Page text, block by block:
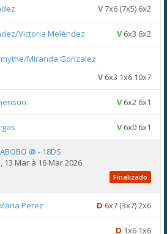
V7x6 (7x5) 6x2
Victoria Meléndez V6x3 6x2
Miranda Gonzalez
V6x3 1x6 10x7
V6x2 6x1
V6x0 6x1
@ - 18DS
Mar à 16 Mar 2026
Finalizado
Perez D 6x7 (3x7) 2x6
D 1x6 1x6